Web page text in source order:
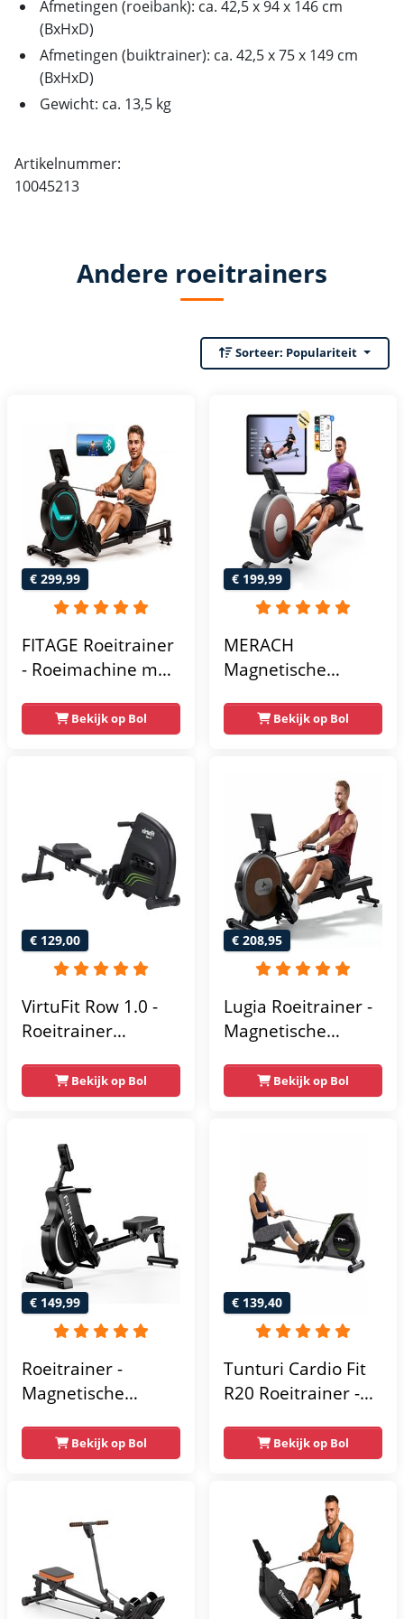
Afmetingen (roeibank): ca. 42,5 x 94 x 146 cm
(BxHxD)
Afmetingen (buiktrainer): ca. 42,5 x 75 x 149 cm
(BxHxD)
Gewicht: ca. 13,5 kg
Artikelnummer:
10045213
Andere roeitrainers
Sorteer: Populariteit
€ 299,99
FITAGE Roeitrainer
- Roeimachine met
& App - Inklapbaar
Roeiapparaat met
- Roeitrainers
Bekijk op Bol
€ 199,99
MERACH
Magnetische
bluetooth - 16
weerstandsniveaus
voor thuis met
exclusieve app -
LCD-
gegevensweergave
- Eenvoudige
montage -
Geüpgradede
dubbele glijrails -
Bekijk op Bol
€ 129,00
VirtuFit Row 1.0 -
Roeitrainer
weerstand
inklapbaar - Met
Trainingsniveaus -
Roeimachine met
Elastische
Weerstand -
Roeiapparaat voor
Thuis - Zwart
Bekijk op Bol
€ 208,95
Lugia Roeitrainer -
Magnetische
Weerstandniveaus
- Geschikt voor
Roeiapparaat -
Bekijk op Bol
€ 149,99
Roeitrainer -
Magnetische
LCD-scherm en 16
weerstandsniveaus
capaciteit 120KG -
Stil - Zwart
Bekijk op Bol
€ 139,40
Tunturi Cardio Fit
R20 Roeitrainer -
Roeimachine met 4
weerstandsniveaus
- Roeiapparaat
Opklapbaar
Bekijk op Bol